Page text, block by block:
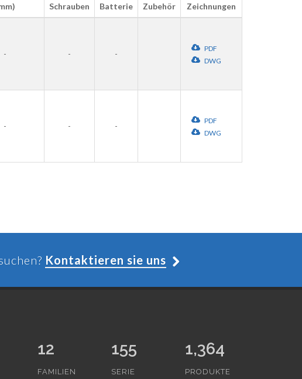
Schrauben Batterie Zubehör Zeichnungen
- - -
PDF
DWG
- - -
PDF
DWG
Kontaktieren sie uns
12
FAMILIEN
155
SERIE
1,364
PRODUKTE